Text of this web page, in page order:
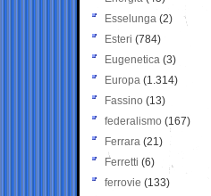
Esselunga (2)
Esteri (784)
Eugenetica (3)
Europa (1.314)
Fassino (13)
federalismo (167)
Ferrara (21)
Ferretti (6)
ferrovie (133)